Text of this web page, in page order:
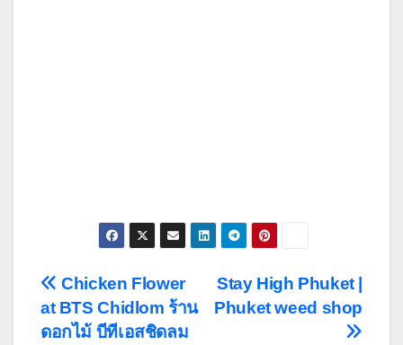
Post
navigation
Stay High Phuket |
Phuket weed shop
Chicken Flower
at BTS Chidlom ร้าน
ดอกไม้ บีทีเอสชิดลม